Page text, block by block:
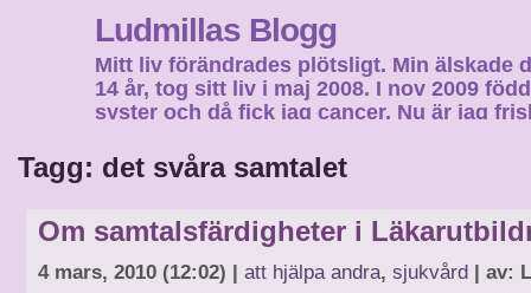
Ludmillas Blogg
Mitt liv förändrades plötsligt. Min älskade
14 år, tog sitt liv i maj 2008. I nov 2009
syster och då fick jag cancer. Nu är jag
Tagg: det svåra samtalet
Om samtalsfärdigheter i
4 mars, 2010 (12:02) | att hjälpa andra, sjukvård | av: